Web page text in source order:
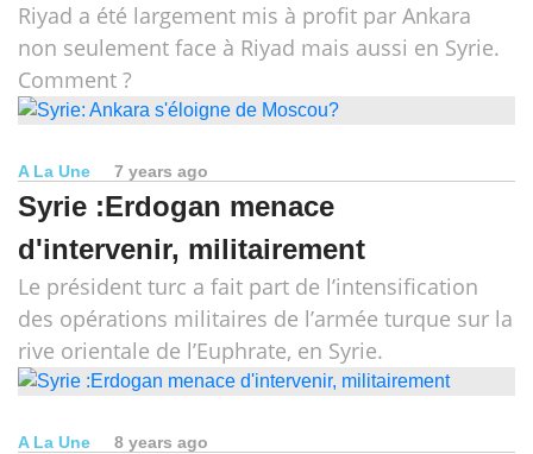
Riyad a été largement mis à profit par Ankara
non seulement face à Riyad mais aussi en Syrie.
Comment ?
A La Une 7 years ago
Syrie :Erdogan menace
d'intervenir, militairement
Le président turc a fait part de l’intensification
des opérations militaires de l’armée turque sur la
rive orientale de l’Euphrate, en Syrie.
A La Une 8 years ago